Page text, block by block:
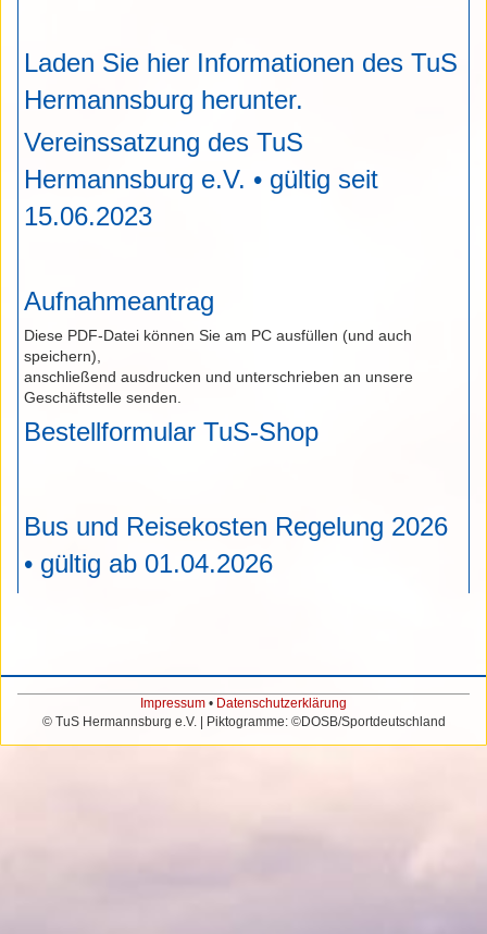
Laden Sie hier Informationen des TuS
Hermannsburg herunter.
Vereinssatzung des TuS
Hermannsburg e.V. • gültig seit
15.06.2023
Aufnahmeantrag
Diese PDF-Datei können Sie am PC ausfüllen (und auch
speichern),
anschließend ausdrucken und unterschrieben an unsere
Geschäftstelle senden.
Bestellformular TuS-Shop
Bus und Reisekosten Regelung 2026
• gültig ab 01.04.2026
Impressum • Datenschutzerklärung
© TuS Hermannsburg e.V. | Piktogramme: ©DOSB/Sportdeutschland